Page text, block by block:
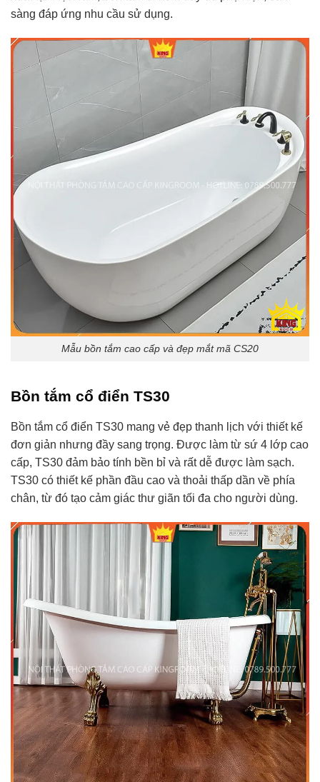
sàng đáp ứng nhu cầu sử dụng.
Mẫu bồn tắm cao cấp và đẹp mắt mã CS20
Bồn tắm cổ điển TS30
Bồn tắm cổ điển TS30 mang vẻ đẹp thanh lịch với thiết kế
đơn giản nhưng đầy sang trọng. Được làm từ sứ 4 lớp cao
cấp, TS30 đảm bảo tính bền bỉ và rất dễ được làm sạch.
TS30 có thiết kế phần đầu cao và thoải thấp dần về phía
chân, từ đó tạo cảm giác thư giãn tối đa cho người dùng.